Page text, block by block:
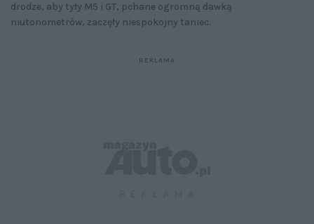
drodze, aby tyły M5 i GT, pchane ogromną dawką
niutonometrów, zaczęły niespokojny taniec.